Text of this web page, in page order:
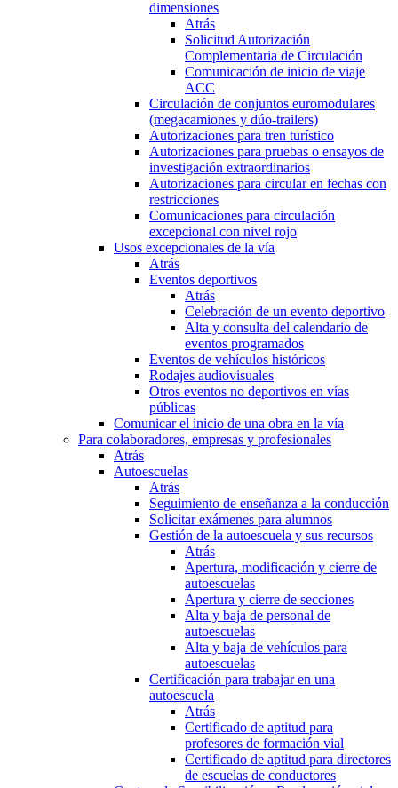
dimensiones
Atrás
Solicitud Autorización
Complementaria de Circulación
Comunicación de inicio de viaje
ACC
Circulación de conjuntos euromodulares
(megacamiones y dúo-trailers)
Autorizaciones para tren turístico
Autorizaciones para pruebas o ensayos de
investigación extraordinarios
Autorizaciones para circular en fechas con
restricciones
Comunicaciones para circulación
excepcional con nivel rojo
Usos excepcionales de la vía
Atrás
Eventos deportivos
Atrás
Celebración de un evento deportivo
Alta y consulta del calendario de
eventos programados
Eventos de vehículos históricos
Rodajes audiovisuales
Otros eventos no deportivos en vías
públicas
Comunicar el inicio de una obra en la vía
Para colaboradores, empresas y profesionales
Atrás
Autoescuelas
Atrás
Seguimiento de enseñanza a la conducción
Solicitar exámenes para alumnos
Gestión de la autoescuela y sus recursos
Atrás
Apertura, modificación y cierre de
autoescuelas
Apertura y cierre de secciones
Alta y baja de personal de
autoescuelas
Alta y baja de vehículos para
autoescuelas
Certificación para trabajar en una
autoescuela
Atrás
Certificado de aptitud para
profesores de formación vial
Certificado de aptitud para directores
de escuelas de conductores